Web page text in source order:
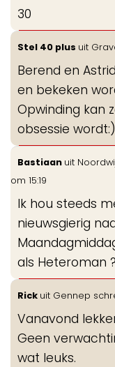
30
Stel 40 plus uit
Berend en
en bekeken
Opwinding kan
obsessie wordt:)
Bastiaan uit
om 15:19
Ik hou steeds
nieuwsgierig
als Heteroman
Rick uit Gennep
Vanavond
Geen
wat leuks.